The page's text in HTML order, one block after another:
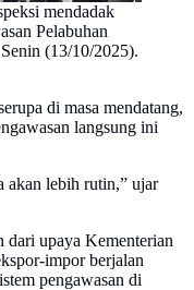
mendadak
Pelabuhan
(13/10/2025).
di masa mendatang,
langsung ini
akan lebih rutin,” ujar
upaya Kementerian
impor berjalan
pengawasan di